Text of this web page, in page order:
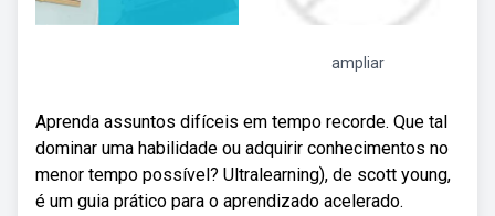
ampliar
Aprenda assuntos difíceis em tempo recorde. Que tal
dominar uma habilidade ou adquirir conhecimentos no
menor tempo possível? Ultralearning), de scott young,
é um guia prático para o aprendizado acelerado.